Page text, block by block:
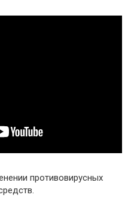
противовирусных